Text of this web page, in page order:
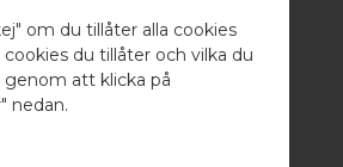
HARDWARE
Choose country
X 25MM - 1 ST
M4 X 40MM - 1 ST
Alla våra beslag är tillverkade av
om du tillåter alla cookies
cookies du tillåter och vilka du
genom att klicka på
nedan.